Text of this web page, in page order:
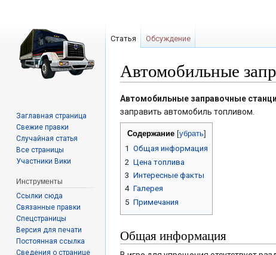
Автомобильные
Перейти
к
навигации
Перейти
к
поиску
Автомобильные заправочные
заправить автомобиль топливом.
Содержание
1 Общая информация
2 Цена топлива
3 Интересные факты
4 Галерея
5 Примечания
Общая информация
Статья Обсуждение
Заглавная страница
Свежие правки
Случайная статья
Все страницы
Участники Вики
Инструменты
Ссылки сюда
Связанные правки
Спецстраницы
Версия для печати
Постоянная ссылка
Сведения о странице